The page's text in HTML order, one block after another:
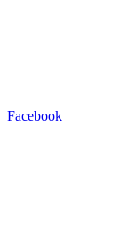
Facebook